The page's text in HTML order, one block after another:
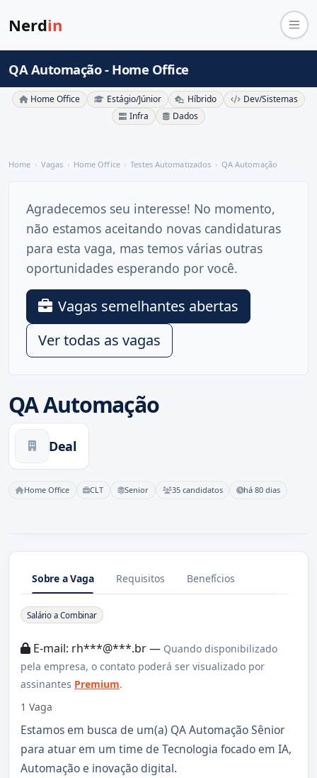
Nerdin
QA Automação - Home Office
Home Office Estágio/Júnior Híbrido
Dev/Sistemas
Infra
Dados
Home Vagas Home Office Testes Automatizados QA Automação
QA Automação
Deal
Home Office CLT Senior 35 candidatos há 80 dias
Agradecemos seu interesse! No momento,
não estamos aceitando novas candidaturas
para esta vaga, mas temos várias outras
oportunidades esperando por você.
Vagas semelhantes abertas
Ver todas as vagas
Sobre a Vaga Requisitos Benefícios
Sobre a Vaga
Salário a Combinar
E-mail: rh***@***.br — Quando disponibilizado
pela empresa, o contato poderá ser visualizado por
assinantes Premium.
1 Vaga
Estamos em busca de um(a) QA Automação Sênior
para atuar em um time de Tecnologia focado em IA,
Automação e inovação digital.